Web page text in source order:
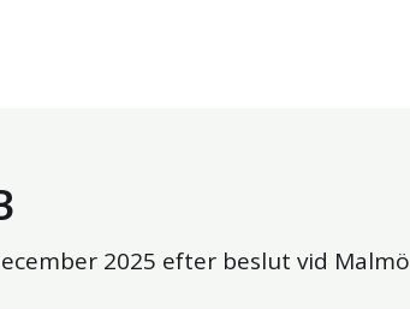
2025 efter beslut vid Malmö